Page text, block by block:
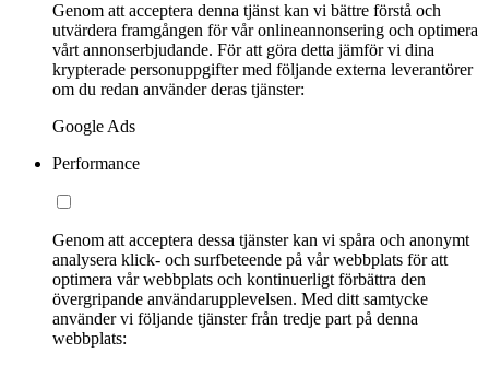
Genom att acceptera denna tjänst kan vi bättre förstå och
utvärdera framgången för vår onlineannonsering och optimera
vårt annonserbjudande. För att göra detta jämför vi dina
krypterade personuppgifter med följande externa leverantörer
om du redan använder deras tjänster:
Google Ads
Performance
Genom att acceptera dessa tjänster kan vi spåra och anonymt
analysera klick- och surfbeteende på vår webbplats för att
optimera vår webbplats och kontinuerligt förbättra den
övergripande användarupplevelsen. Med ditt samtycke
använder vi följande tjänster från tredje part på denna
webbplats: